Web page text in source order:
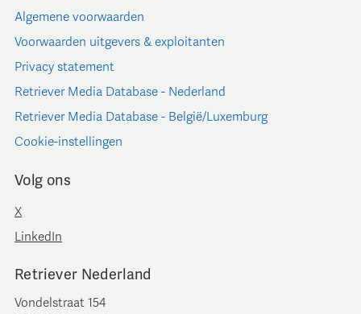
Algemene voorwaarden
Voorwaarden uitgevers & exploitanten
Privacy statement
Retriever Media Database - Nederland
Retriever Media Database - België/Luxemburg
Cookie-instellingen
Volg ons
X
LinkedIn
Retriever Nederland
Vondelstraat 154